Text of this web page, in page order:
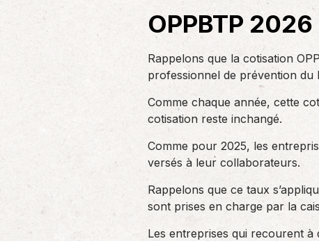
un nouvel associé…
de
Accompagnement des
En tant qu’employeur, vous êtes soumis
à des obligations et à une légalisation
OPPBTP
Rappelons que la cotisation
professionnel de prévention du
Comme chaque année, cette
cotisation reste inchangé.
Comme pour 2025, les
versés à leur collaborateurs.
Rappelons que ce taux
sont prises en charge par la
Les entreprises qui recourent